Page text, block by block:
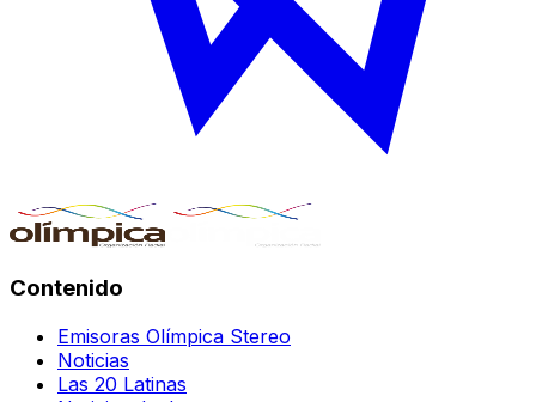
Contenido
Emisoras Olímpica Stereo
Noticias
Las 20 Latinas